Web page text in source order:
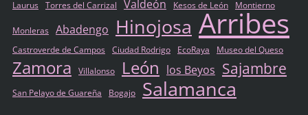
Laurus Torres del Carrizal Valdeón Kesos de León Montierno
Monleras Abadengo Hinojosa Arribes
Castroverde de Campos Ciudad Rodrigo EcoRaya Museo del Queso
Zamora Villalonso León los Beyos Sajambre
San Pelayo de Guareña Bogajo Salamanca